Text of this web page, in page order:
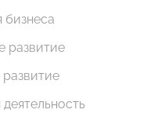
бизнеса
развитие